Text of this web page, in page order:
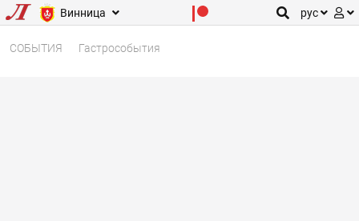
Винница рус
СОБЫТИЯ Гастрособытия